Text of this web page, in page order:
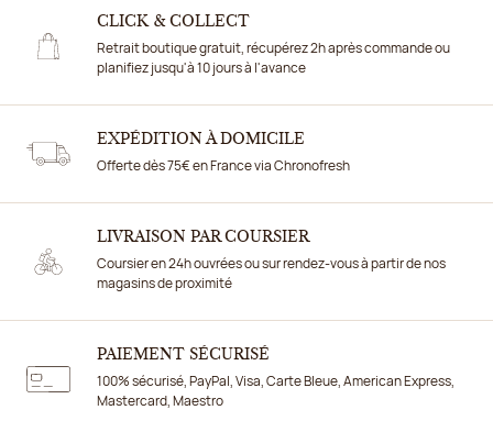
CLICK & COLLECT
Retrait boutique gratuit, récupérez 2h après commande ou
planifiez jusqu'à 10 jours à l'avance
EXPÉDITION À DOMICILE
Offerte dès 75€ en France via Chronofresh
LIVRAISON PAR COURSIER
Coursier en 24h ouvrées ou sur rendez-vous à partir de nos
magasins de proximité
PAIEMENT SÉCURISÉ
100% sécurisé, PayPal, Visa, Carte Bleue, American Express,
Mastercard, Maestro